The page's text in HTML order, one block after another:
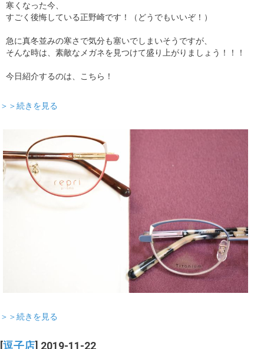
寒くなった今、
すごく後悔している正野崎です！（どうでもいいぞ！）
急に真冬並みの寒さで気分も塞いでしまいそうですが、
そんな時は、素敵なメガネを見つけて盛り上がりましょう！！！
今日紹介するのは、こちら！
＞＞続きを見る
＞＞続きを見る
逗子店 ] 2019-11-22